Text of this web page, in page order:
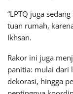
“LPTQ juga
tuan rumah,
Ikhsan.
Rakor ini juga
panitia: mulai dari
dekorasi, hingga